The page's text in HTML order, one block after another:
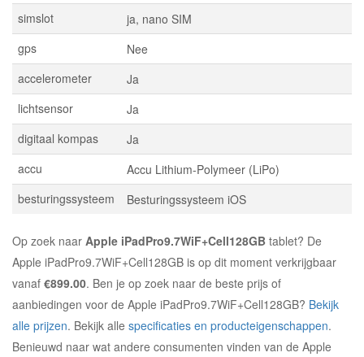
simslot
ja, nano SIM
gps
Nee
accelerometer
Ja
lichtsensor
Ja
digitaal kompas
Ja
accu
Accu Lithium-Polymeer (LiPo)
besturingssysteem
Besturingssysteem iOS
Op zoek naar Apple iPadPro9.7WiF+Cell128GB tablet? De
Apple iPadPro9.7WiF+Cell128GB is op dit moment verkrijgbaar
vanaf €899.00. Ben je op zoek naar de beste prijs of
aanbiedingen voor de Apple iPadPro9.7WiF+Cell128GB? Bekijk
alle prijzen. Bekijk alle specificaties en producteigenschappen.
Benieuwd naar wat andere consumenten vinden van de Apple